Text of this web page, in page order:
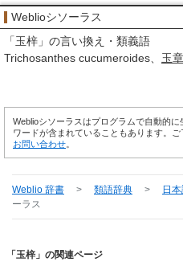
Weblioシソーラス
「玉梓 」の言い換え・類義語
Trichosanthes cucumeroides
玉章
Weblioシソーラスはプログラムで自動的
ワードが含まれていることもあります。ご
お問い合わせ。
Weblio 辞書 > 類語辞典 > 日
ーラス
「玉梓」の関連ページ